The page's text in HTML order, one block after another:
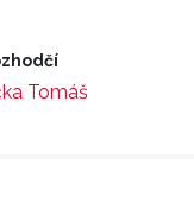
Tomáš